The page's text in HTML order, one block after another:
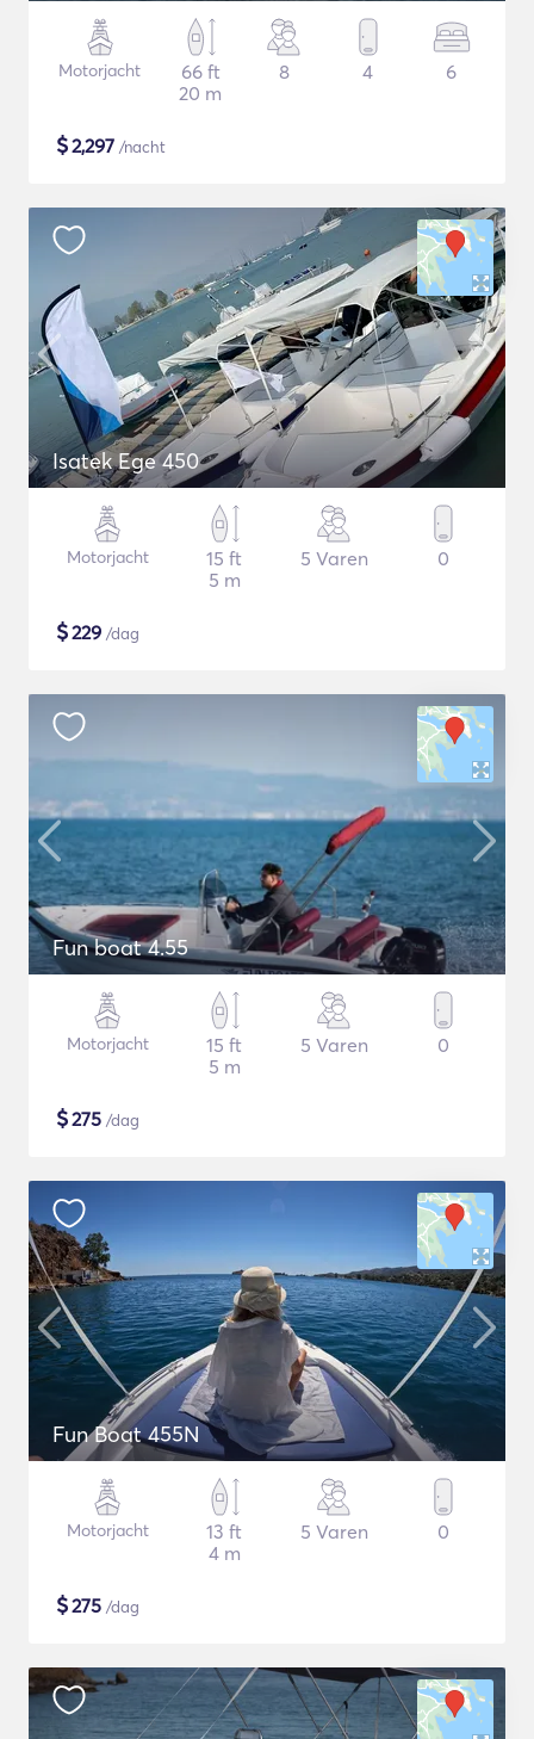
Motorjacht
66 ft
20 m
8 4 6
$2,297 /nacht
Isatek Ege 450
Motorjacht
15 ft
5 m
5 Varen 0
$229 /dag
Fun boat 4.55
Motorjacht
15 ft
5 m
5 Varen 0
$275 /dag
Fun Boat 455N
Motorjacht
13 ft
4 m
5 Varen 0
$275 /dag